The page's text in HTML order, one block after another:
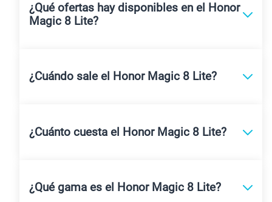
¿Qué ofertas hay disponibles en el Honor
Magic 8 Lite?
¿Cuándo sale el Honor Magic 8 Lite?
¿Cuánto cuesta el Honor Magic 8 Lite?
¿Qué gama es el Honor Magic 8 Lite?